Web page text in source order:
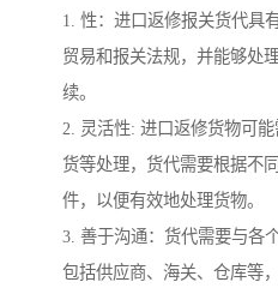
1. 性：进口返修报关货代具
贸易和报关法规，并能够处
续。
2. 灵活性: 进口返修货物可
货等处理，货代需要根据不
件，以便有效地处理货物。
3. 善于沟通：货代需要与各
包括供应商、海关、仓库等